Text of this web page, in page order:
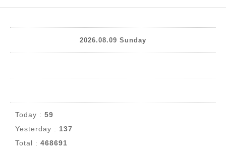
2026.08.09 Sunday
Today : 59
Yesterday : 137
Total : 468691